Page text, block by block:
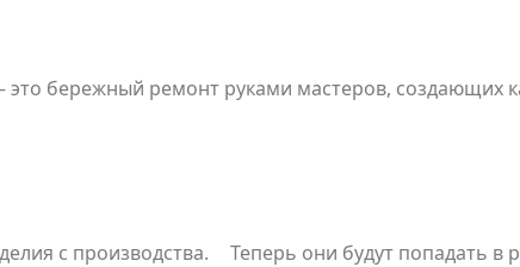
ремонт руками мастеров, создающих
доставки (по РФ) также берет на себя компания.
Теперь они будут попадать в раздел Аутлет Здесь